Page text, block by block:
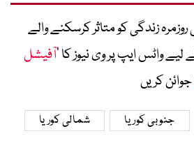
زندگی کو متاثر کرسکنے والے
واٹس ایپ پر وی نیوز کا ’آفیشل
جوائن کریں
جنوبی کوریا
شمالی کوریا